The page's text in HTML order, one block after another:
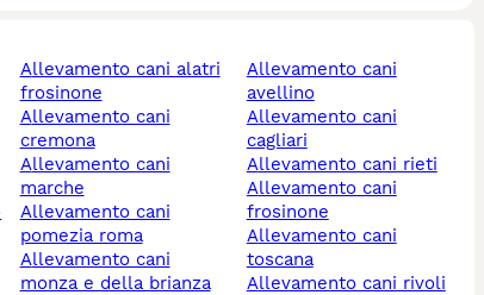
allevamento cani alatri
frosinone
allevamento cani
cremona
allevamento cani
marche
allevamento cani
pomezia roma
allevamento cani
monza e della brianza
allevamento cani
avellino
allevamento cani
cagliari
allevamento cani rieti
allevamento cani
frosinone
allevamento cani
toscana
allevamento cani rivoli